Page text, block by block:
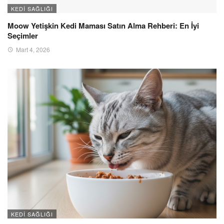
KEDI SAĞLIĞI
Moow Yetişkin Kedi Maması Satın Alma Rehberi: En İyi
Seçimler
Mart 4, 2026
KEDI SAĞLIĞI